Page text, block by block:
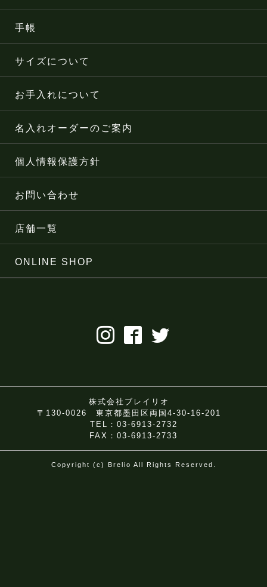
手帳
サイズについて
お手入れについて
名入れオーダーのご案内
個人情報保護方針
お問い合わせ
店舗一覧
ONLINE SHOP
株式会社ブレイリオ
〒130-0026 東京都墨田区両国4-30-16-201
TEL：03-6913-2732
FAX：03-6913-2733
Copyright (c) Brelio All Rights Reserved.